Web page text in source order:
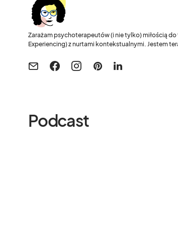
Zarażam psychoterapeutów (i nie tylko) miłością
Experiencing) z nurtami kontekstualnymi. Jestem
Podcast